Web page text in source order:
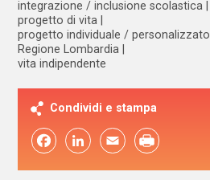
integrazione / inclusione scolastica
progetto di vita
progetto individuale / personalizzato
Regione Lombardia
vita indipendente
Condividi e stampa
FacebookLinkedIn Email